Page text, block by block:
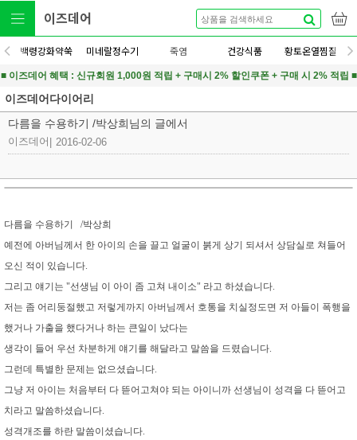
이즈데어
백령강화약쑥 미네랄정수기 죽염 건강식품 황토온열찜질
■ 이즈데어 혜택 : 신규회원 1,000원 적립 + 구매시 2% 할인쿠폰 + 구매 시 2% 적립 ■
이즈데어다이어리
다름을 수용하기 /박상희님의 글에서
이즈데어 2016-02-06
다름을 수용하기 /박상희
예전에 아버님께서 한 아이의 손을 끌고 얼굴이 붉게 상기 되셔서 상담실로 쳐들어
오신 적이 있습니다.
그리고 얘기는 "선생님 이 아이 좀 고쳐 내이소" 라고 하셨습니다.
저는 좀 어리둥절했고 저렇게까지 아버님께서 호통을 치실정도면 저 아들이 폭행을
했거나 가출을 했다거나 하는 큰일이 났다는
생각이 들어 우선 차분하게 얘기를 해달라고 말씀을 드렸습니다.
그런데 특별한 문제는 없으셨습니다.
그냥 저 아이는 처음부터 다 뜯어고쳐야 되는 아이니까 선생님이 성격을 다 뜯어고
치라고 말씀하셨습니다.
성격개조를 하란 말씀이셨습니다.